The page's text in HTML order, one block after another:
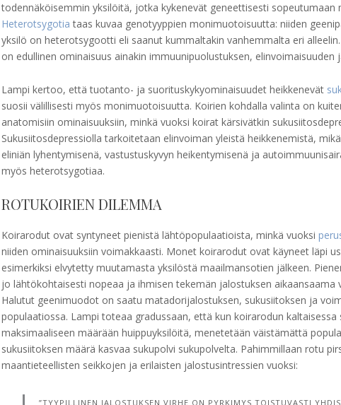
todennäköisemmin yksilöitä, jotka kykenevät geneettisesti sopeutumaan
Heterotsygotia taas kuvaa genotyyppien monimuotoisuutta: niiden
yksilö on heterotsygootti eli saanut kummaltakin vanhemmalta eri
on edullinen ominaisuus ainakin immuunipuolustuksen, elinvoimaisuuden
Lampi kertoo, että tuotanto- ja suorituskykyominaisuudet heikkenevät
suosii välillisesti myös monimuotoisuutta. Koirien kohdalla valinta on
anatomisiin ominaisuuksiin, minkä vuoksi koirat kärsivätkin
Sukusiitosdepressiolla tarkoitetaan elinvoiman yleistä heikkenemistä,
eliniän lyhentymisenä, vastustuskyvyn heikentymisenä ja
myös heterotsygotiaa.
ROTUKOIRIEN DILEMMA
Koirarodut ovat syntyneet pienistä lähtöpopulaatioista, minkä vuoksi
niiden ominaisuuksiin voimakkaasti. Monet koirarodut ovat käyneet läpi
esimerkiksi elvytetty muutamasta yksilöstä maailmansotien jälkeen.
jo lähtökohtaisesti nopeaa ja ihmisen tekemän jalostuksen
Halutut geenimuodot on saatu matadorijalostuksen, sukusiitoksen ja
populaatiossa. Lampi toteaa gradussaan, että kun koirarodun
maksimaaliseen määrään huippuyksilöitä, menetetään väistämättä
sukusiitoksen määrä kasvaa sukupolvi sukupolvelta. Pahimmillaan rotu
maantieteellisten seikkojen ja erilaisten jalostusintressien vuoksi:
”TYYPILLINEN JALOSTUKSEN VIRHE ON PYRKIMYS TOISTUVASTI